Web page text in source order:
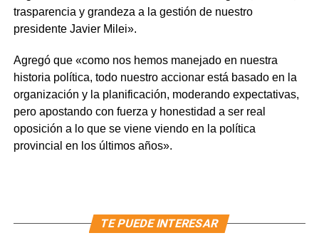
trasparencia y grandeza a la gestión de nuestro
presidente Javier Milei».
Agregó que «como nos hemos manejado en nuestra
historia política, todo nuestro accionar está basado en la
organización y la planificación, moderando expectativas,
pero apostando con fuerza y honestidad a ser real
oposición a lo que se viene viendo en la política
provincial en los últimos años».
TE PUEDE INTERESAR